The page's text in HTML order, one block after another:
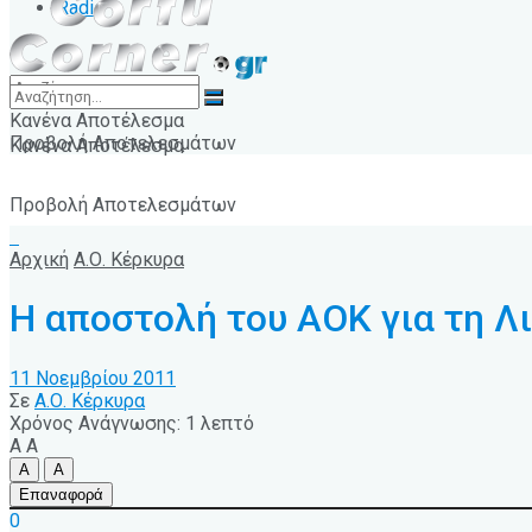
Radio
Κανένα Αποτέλεσμα
Προβολή Αποτελεσμάτων
Κανένα Αποτέλεσμα
Προβολή Αποτελεσμάτων
Αρχική Α.Ο. Κέρκυρα
Η αποστολή του ΑΟΚ για τη
11 Νοεμβρίου 2011
Σε Α.Ο. Κέρκυρα
Χρόνος Ανάγνωσης: 1 λεπτό
A A
A
A
Επαναφορά
0